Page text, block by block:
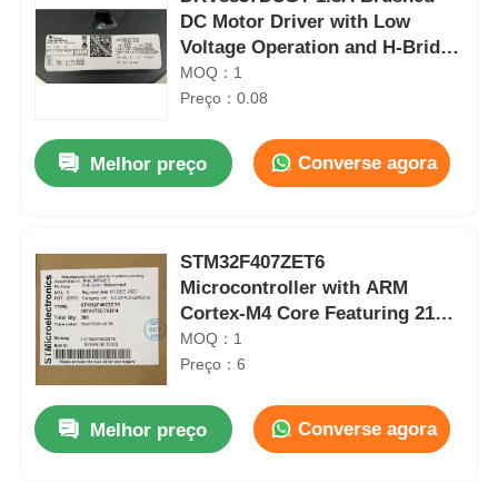
DC Motor Driver with Low
Voltage Operation and H-Bridge
Configuration
MOQ：1
Preço：0.08
Melhor preço Converse agora
STM32F407ZET6
Microcontroller with ARM
Cortex-M4 Core Featuring 210
DMIPS 1MB Flash and 192+4KB
RAM
MOQ：1
Preço：6
Melhor preço Converse agora